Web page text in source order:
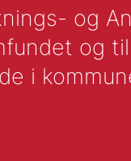
og
og
i